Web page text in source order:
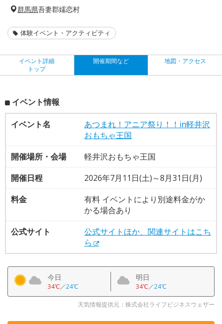
群馬県吾妻郡嬬恋村
体験イベント・アクティビティ
イベント詳細
トップ
開催期間など 地図・アクセス
イベント情報
イベント名
あつまれ！アニア祭り！！in軽井沢
おもちゃ王国
開催場所・会場
軽井沢おもちゃ王国
開催日程
2026年7月11日(土)～8月31日(月)
料金
有料 イベントにより別途料金がか
かる場合あり
公式サイト
公式サイトほか、関連サイトはこち
ら
今日
34℃／24℃
明日
34℃／24℃
天気情報提供元：株式会社ライフビジネスウェザー